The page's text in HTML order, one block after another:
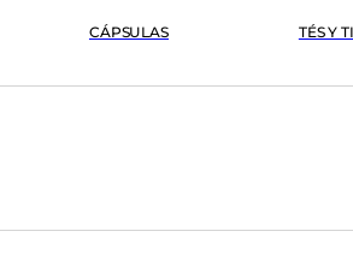
CÁPSULAS TÉS Y